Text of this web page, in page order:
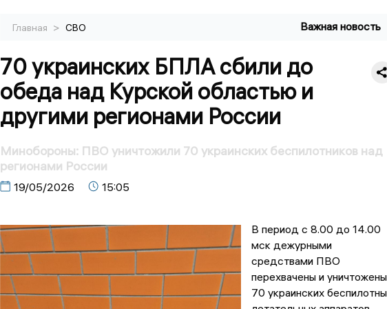
Главная > СВО Важная новость
70 украинских БПЛА сбили до
обеда над Курской областью и
другими регионами России
Минобороны: ПВО уничтожили 70 украинских беспилотников над
регионами России
19/05/2026 15:05
В период с 8.00 до 14.00
мск дежурными
средствами ПВО
перехвачены и уничтожены
70 украинских